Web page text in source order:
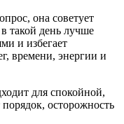
она советует
такой день лучше
и избегает
времени, энергии и
для спокойной,
осторожность